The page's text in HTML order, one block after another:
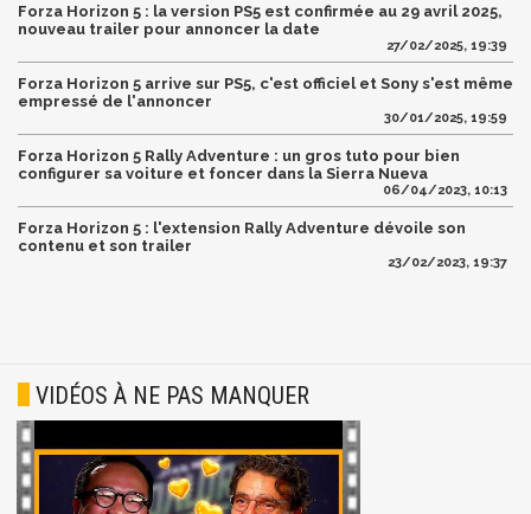
Forza Horizon 5 : la version PS5 est confirmée au 29 avril 2025,
nouveau trailer pour annoncer la date
27/02/2025, 19:39
Forza Horizon 5 arrive sur PS5, c'est officiel et Sony s'est même
empressé de l'annoncer
30/01/2025, 19:59
Forza Horizon 5 Rally Adventure : un gros tuto pour bien
configurer sa voiture et foncer dans la Sierra Nueva
06/04/2023, 10:13
Forza Horizon 5 : l'extension Rally Adventure dévoile son
contenu et son trailer
23/02/2023, 19:37
VIDÉOS À NE PAS MANQUER